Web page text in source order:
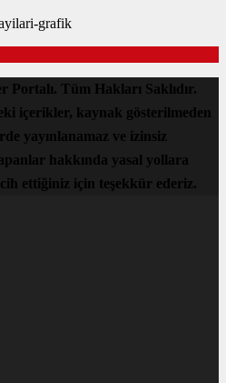
grafik
Portalı. Tüm Hakları Saklıdır.
içerikler, kaynak gösterilmeden
yayınlanamaz ve izinsiz
hakkında yasal yollara
ettiğiniz için teşekkür ederiz.